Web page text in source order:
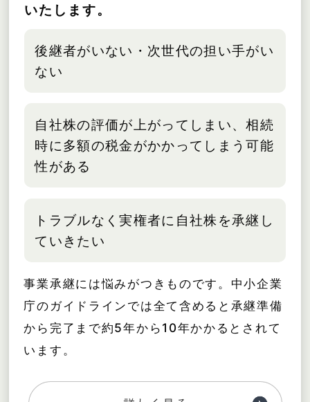
いたします。
後継者がいない・次世代の担い手がい
ない
自社株の評価が上がってしまい、相続
時に多額の税金がかかってしまう可能
性がある
トラブルなく実権者に自社株を承継し
ていきたい
事業承継には悩みがつきものです。中小企業
庁のガイドラインでは全て含めると承継準備
から完了まで約5年から10年かかるとされて
います。